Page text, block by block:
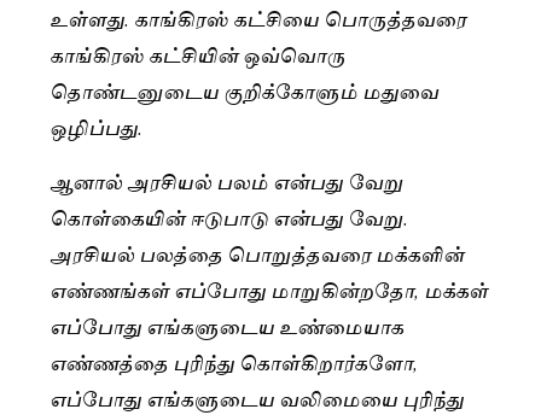
உள்ளது. காங்கிரஸ் கட்சியை பொருத்தவரை
காங்கிரஸ் கட்சியின் ஒவ்வொரு
தொண்டனுடைய குறிக்கோளும் மதுவை
ஒழிப்பது.
ஆனால் அரசியல் பலம் என்பது வேறு
கொள்கையின் ஈடுபாடு என்பது வேறு.
அரசியல் பலத்தை பொறுத்தவரை மக்களின்
எண்ணங்கள் எப்போது மாறுகின்றதோ, மக்கள்
எப்போது எங்களுடைய உண்மையாக
எண்ணத்தை புரிந்து கொள்கிறார்களோ,
எப்போது எங்களுடைய வலிமையை புரிந்து